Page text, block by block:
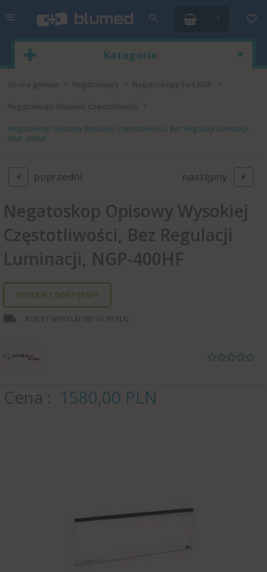
Kategorie
Negatoskop Opisowy Wysokiej Częstotliwości, Bez Regulacji Luminacji,
NGP-400HF
poprzedni następny
Negatoskop Opisowy Wysokiej
Częstotliwości, Bez Regulacji
Luminacji, NGP-400HF
PRODUKT DOSTĘPNY!
KOSZT WYSYŁKI OD: 16.90 PLN
Cena 1580,00 PLN